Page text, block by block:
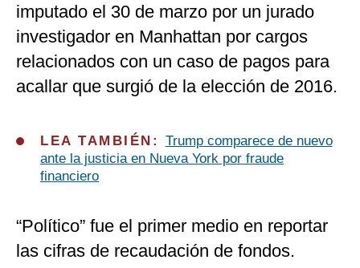
imputado el 30 de marzo por un jurado
investigador en Manhattan por cargos
relacionados con un caso de pagos para
acallar que surgió de la elección de 2016.
LEA TAMBIÉN: Trump comparece de nuevo
ante la justicia en Nueva York por fraude
financiero
“Político” fue el primer medio en reportar
las cifras de recaudación de fondos.